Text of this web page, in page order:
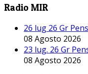
Radio MIR
26 lug 26 Gr
08 Agosto 2026
23 lug. 26 Gr
08 Agosto 2026